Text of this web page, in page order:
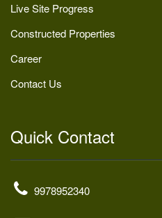
Live Site Progress
Constructed Properties
Career
Contact Us
Quick Contact
9978952340